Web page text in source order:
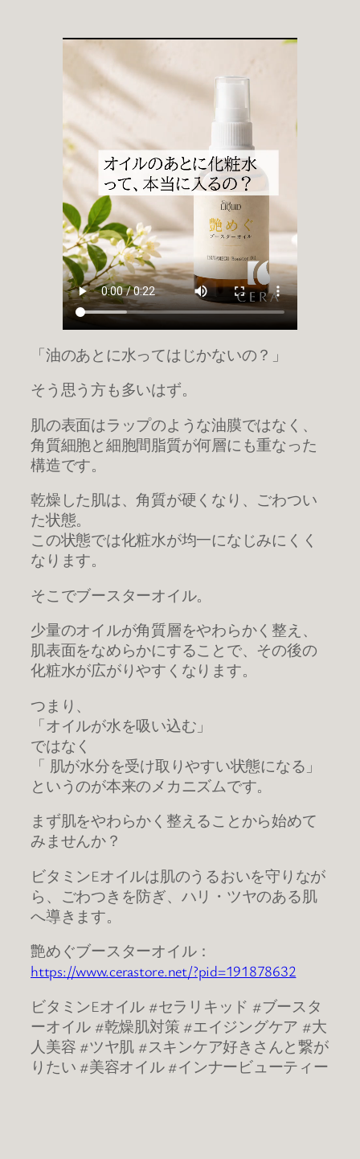
「油のあとに水ってはじかないの？」
そう思う方も多いはず。
肌の表面はラップのような油膜ではなく、
角質細胞と細胞間脂質が何層にも重なった
構造です。
乾燥した肌は、角質が硬くなり、ごわつい
た状態。
この状態では化粧水が均一になじみにくく
なります。
そこでブースターオイル。
少量のオイルが角質層をやわらかく整え、
肌表面をなめらかにすることで、その後の
化粧水が広がりやすくなります。
つまり、
「オイルが水を吸い込む」
ではなく
「 肌が水分を受け取りやすい状態になる」
というのが本来のメカニズムです。
まず肌をやわらかく整えることから始めて
みませんか？
ビタミンEオイルは肌のうるおいを守りなが
ら、ごわつきを防ぎ、ハリ・ツヤのある肌
へ導きます。
艶めぐブースターオイル：
https://www.cerastore.net/?pid=191878632
ビタミンEオイル #セラリキッド #ブースタ
ーオイル #乾燥肌対策 #エイジングケア #大
人美容 #ツヤ肌 #スキンケア好きさんと繋が
りたい #美容オイル #インナービューティー